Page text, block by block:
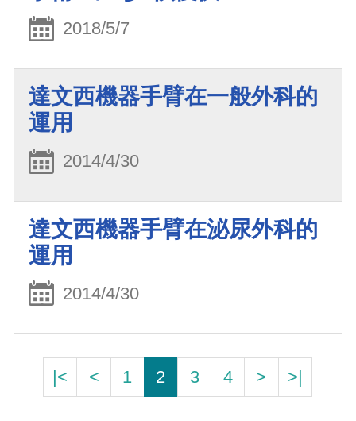
2018/5/7
達文西機器手臂在一般外科的
運用
2014/4/30
達文西機器手臂在泌尿外科的
運用
2014/4/30
|< < 1 2 3 4 > >|